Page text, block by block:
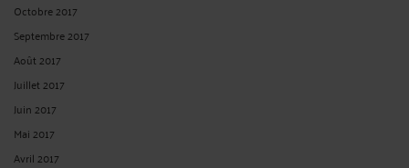
Octobre 2017
Septembre 2017
Août 2017
Juillet 2017
Juin 2017
Mai 2017
Avril 2017